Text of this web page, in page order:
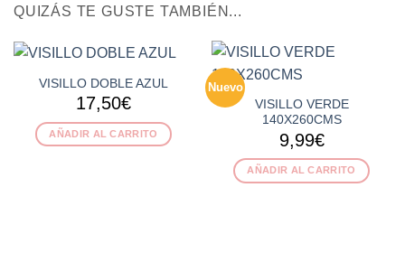
QUIZÁS TE GUSTE TAMBIÉN...
VISILLO DOBLE AZUL
17,50€
AÑADIR AL CARRITO
Nuevo
VISILLO VERDE
140X260CMS
9,99€
AÑADIR AL CARRITO